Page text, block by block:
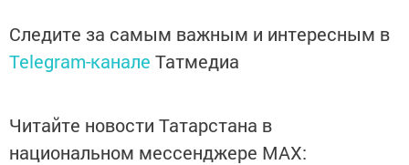
Следите за самым важным и интересным в
Telegram-канале Татмедиа
Читайте новости Татарстана в
национальном мессенджере MАХ: